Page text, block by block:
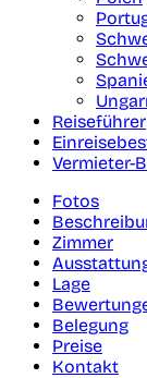
Reiseführer
Vermieter-
Fotos
Zimmer
Lage
Belegung
Preise
Kontakt